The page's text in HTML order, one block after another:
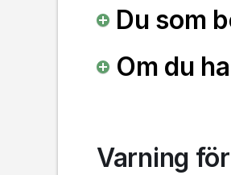
Du som
Om du
Varning